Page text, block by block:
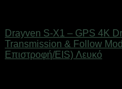
Drayven S-X1 – GPS 4K
Transmission & Follow
Επιστροφή/EIS) Λευκό